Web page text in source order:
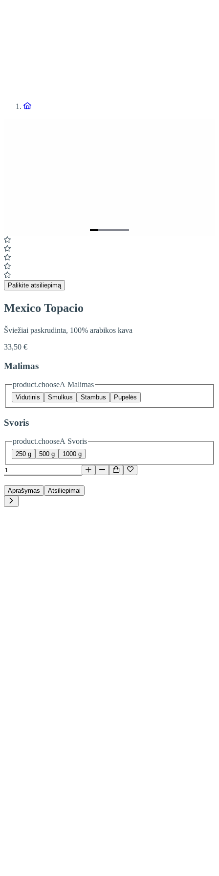
Item
1
of
5
Palikite atsiliepimą
Mexico Topacio
Šviežiai paskrudinta, 100% arabikos kava
33,50 €
Malimas
product.chooseA Malimas
Vidutinis Smulkus Stambus Pupelės
Svoris
product.chooseA Svoris
250 g 500 g 1000 g
Aprašymas Atsiliepimai